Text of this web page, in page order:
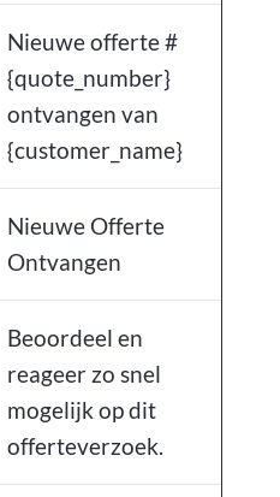
Nieuwe offerte #
{quote_number}
ontvangen van
{customer_name}
Nieuwe Offerte
Ontvangen
Beoordeel en
reageer zo snel
mogelijk op dit
offerteverzoek.